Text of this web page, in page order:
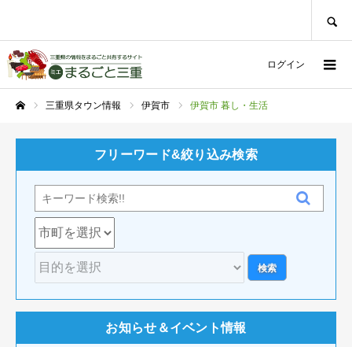
ログイン
三重県タウン情報 伊賀市 伊賀市 暮し・生活
フリーワード&絞り込み検索
お知らせ＆イベント情報